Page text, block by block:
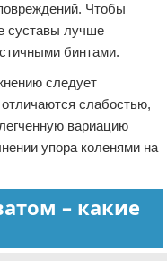
Чтобы
суставы лучше
бинтами.
следует
слабостью,
вариацию
упора коленями на
– какие